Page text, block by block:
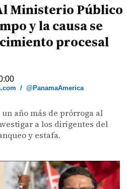
Ministerio Público
y la causa se
procesal
/@PanamaAmerica
año más de prórroga al
a los dirigentes del
y estafa.